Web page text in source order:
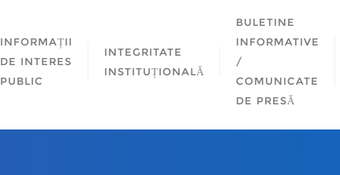
INFORMAȚII
DE INTERES
PUBLIC
INTEGRITATE
INSTITUȚIONALĂ
BULETINE
INFORMATIVE
/
COMUNICATE
DE PRESĂ